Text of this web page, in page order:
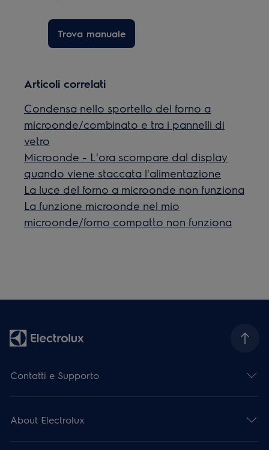
Trova manuale
Articoli correlati
Condensa nello sportello del forno a
microonde/combinato e tra i pannelli di
vetro
Microonde - L'ora scompare dal display
quando viene staccata l'alimentazione
La luce del forno a microonde non funziona
La funzione microonde nel mio
microonde/forno compatto non funziona
Contatti e Supporto
About Electrolux